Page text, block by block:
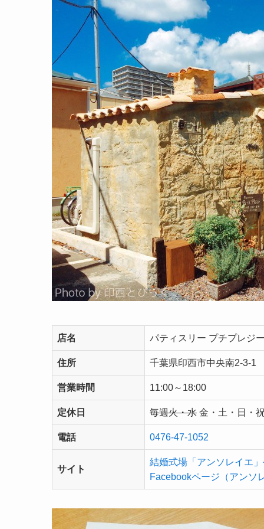
店名 パティスリー プチプレジ
住所 千葉県印西市中央南2-3-1
営業時間 11:00～18:00
定休日 毎週火・水 金・土・日・
電話 0476-47-1052
サイト
結婚式場「アンソレイエ
Facebookページ（アンソ